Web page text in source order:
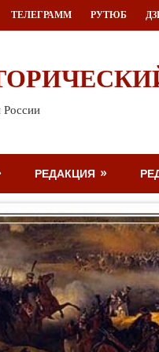
ТЕЛЕГРАММ РУТЮБ
России
РЕДАКЦИЯ